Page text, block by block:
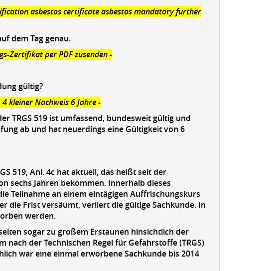
asbestos certificate asbestos mandatory further
dem Tag genau.
Zertifikat per PDF zusenden -
gültig?
4 kleiner Nachweis 6 Jahre -
TRGS 519 ist umfassend, bundesweit gültig und
ab und hat neuerdings eine Gültigkeit von 6
519, Anl. 4c hat aktuell, das heißt seit der
sechs Jahren bekommen. Innerhalb dieses
Teilnahme an einem eintägigen Auffrischungskurs
die Frist versäumt, verliert die gültige Sachkunde. In
werden.
sogar zu großem Erstaunen hinsichtlich der
nach der Technischen Regel für Gefahrstoffe (TRGS)
war eine einmal erworbene Sachkunde bis 2014